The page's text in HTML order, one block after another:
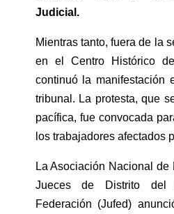
Judicial.
Mientras tanto, fuera de la
en el Centro Histórico
continuó la manifestación
tribunal. La protesta, que
pacífica, fue convocada
los trabajadores afectados
La Asociación Nacional
Jueces de Distrito
Federación (Jufed)